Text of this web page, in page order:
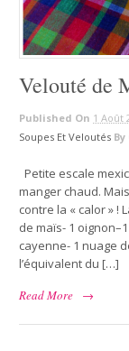
Velouté de
Published On 1 Août
Soupes Et Veloutés By
Petite escale
manger chaud.
contre la « calor » !
de maïs- 1
cayenne- 1 nuage
l’équivalent du […]
Read More
→